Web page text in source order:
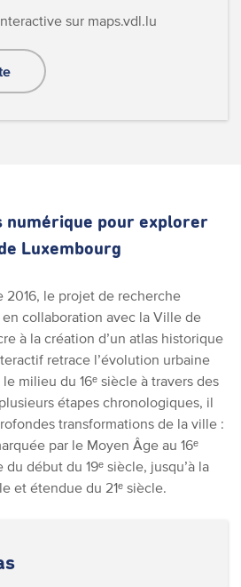
sur maps.vdl.lu
numérique pour explorer
Luxembourg
2016, le projet de recherche
collaboration avec la Ville de
à la création d’un atlas historique
retrace l’évolution urbaine
milieu du 16ᵉ siècle à travers des
étapes chronologiques, il
transformations de la ville :
par le Moyen Âge au 16ᵉ
début du 19ᵉ siècle, jusqu’à la
et étendue du 21ᵉ siècle.